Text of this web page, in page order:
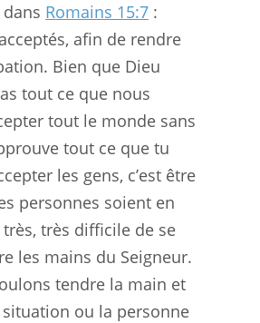
Romains 15:7 :
afin de rendre
Bien que Dieu
tout ce que nous
tout le monde sans
tout ce que tu
les gens, c’est être
personnes soient en
très, très difficile de se
les mains du Seigneur.
tendre la main et
ou la personne